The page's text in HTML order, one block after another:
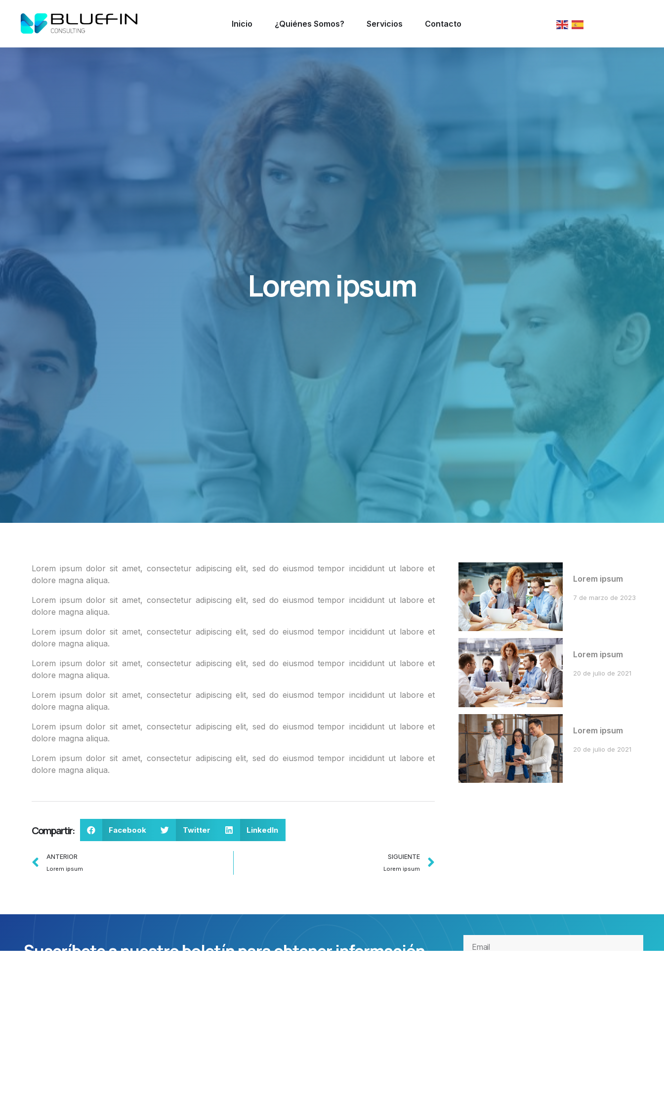
Inicio ¿Quiénes Somos? Servicios Contacto
Lorem ipsum
Lorem ipsum dolor sit amet, consectetur adipiscing elit, sed do eiusmod tempor incididunt ut labore et
dolore magna aliqua.
Lorem ipsum dolor sit amet, consectetur adipiscing elit, sed do eiusmod tempor incididunt ut labore et
dolore magna aliqua.
Lorem ipsum dolor sit amet, consectetur adipiscing elit, sed do eiusmod tempor incididunt ut labore et
dolore magna aliqua.
Lorem ipsum dolor sit amet, consectetur adipiscing elit, sed do eiusmod tempor incididunt ut labore et
dolore magna aliqua.
Lorem ipsum dolor sit amet, consectetur adipiscing elit, sed do eiusmod tempor incididunt ut labore et
dolore magna aliqua.
Lorem ipsum dolor sit amet, consectetur adipiscing elit, sed do eiusmod tempor incididunt ut labore et
dolore magna aliqua.
Lorem ipsum dolor sit amet, consectetur adipiscing elit, sed do eiusmod tempor incididunt ut labore et
dolore magna aliqua.
Compartir: Facebook Twitter LinkedIn
ANTERIOR
Lorem ipsum
SIGUIENTE
Lorem ipsum
Lorem ipsum
7 de marzo de 2023
Lorem ipsum
20 de julio de 2021
Lorem ipsum
20 de julio de 2021
Suscríbete a nuestro boletín para obtener información